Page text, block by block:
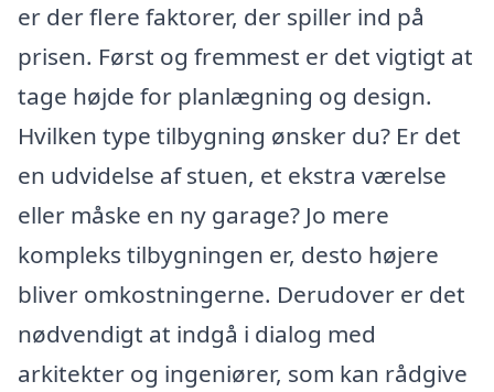
er der flere faktorer, der spiller ind på
prisen. Først og fremmest er det vigtigt at
tage højde for planlægning og design.
Hvilken type tilbygning ønsker du? Er det
en udvidelse af stuen, et ekstra værelse
eller måske en ny garage? Jo mere
kompleks tilbygningen er, desto højere
bliver omkostningerne. Derudover er det
nødvendigt at indgå i dialog med
arkitekter og ingeniører, som kan rådgive